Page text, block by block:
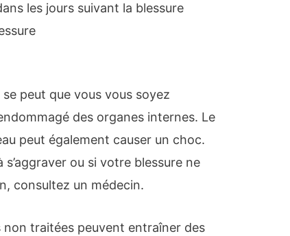
les jours suivant la blessure
peut que vous vous soyez
des organes internes. Le
peut également causer un choc.
ou si votre blessure ne
consultez un médecin.
non traitées peuvent entraîner des